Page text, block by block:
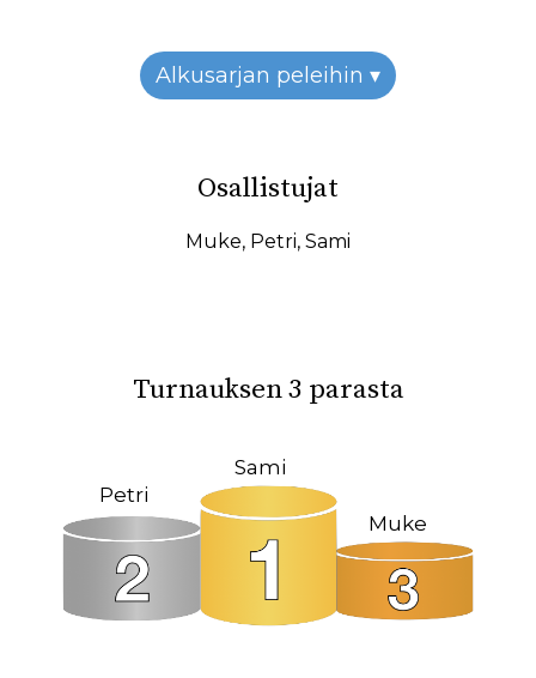
26.02.2026
24.02.2026
22.02.2026
19.02.2026
31.01.2026
27.01.2026
19.01.2026
17.01.2026
27.09.2025
22.09.2025
19.09.2025
11.09.2025
09.09.2025
31.08.2025
Alkusarjan peleihin ▾
Osallistujat
Muke, Petri, Sami
Turnauksen 3 parasta
Sami
Petri
Muke